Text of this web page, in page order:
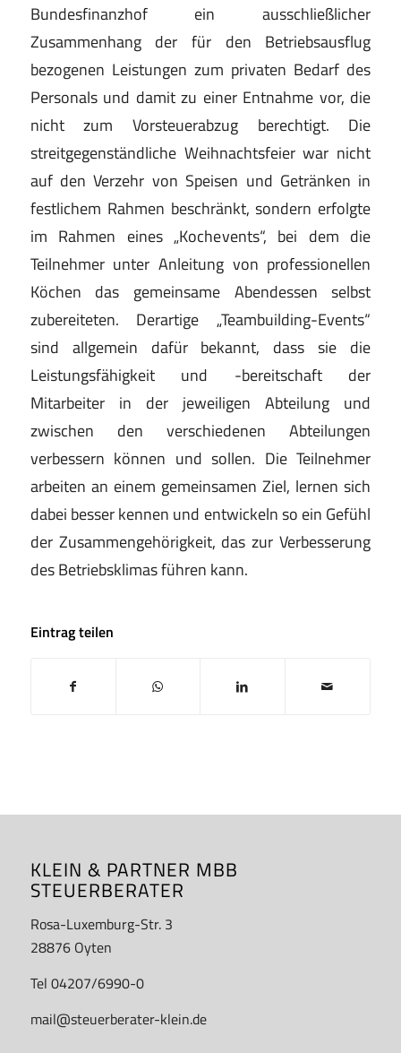
Bundesfinanzhof ein ausschließlicher
Zusammenhang der für den Betriebsausflug
bezogenen Leistungen zum privaten Bedarf des
Personals und damit zu einer Entnahme vor, die
nichtzum Vorsteuerabzug berechtigt. Die
streitgegenständliche Weihnachtsfeier war nicht
auf den Verzehr von Speisen und Getränken in
festlichem Rahmen beschränkt, sondern erfolgte
im Rahmen eines „Kochevents“, bei dem die
Teilnehmer unter Anleitung von professionellen
Köchen das gemeinsame Abendessenselbst
zubereiteten. Derartige „Teambuilding-Events“
sind allgemein dafür bekannt, dass sie die
Leistungsfähigkeit und -bereitschaft der
Mitarbeiter in der jeweiligen Abteilung und
zwischen den verschiedenen Abteilungen
verbessern können und sollen. Die Teilnehmer
arbeiten an einem gemeinsamen Ziel, lernen sich
dabei besser kennen und entwickeln so ein Gefühl
der Zusammengehörigkeit, das zur Verbesserung
des Betriebsklimas führen kann.
Eintrag teilen
KLEIN & PARTNER MBB
STEUERBERATER
Rosa-Luxemburg-Str. 3
28876 Oyten
Tel 04207/6990-0
mail@steuerberater-klein.de